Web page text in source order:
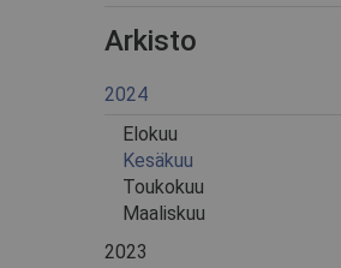
Arkisto
2024
Elokuu
Kesäkuu
Toukokuu
Maaliskuu
2023